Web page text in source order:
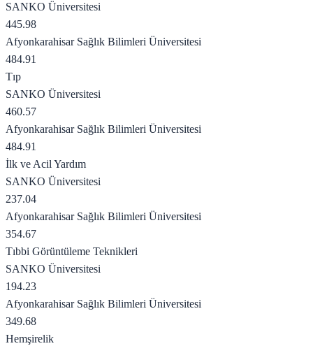
SANKO Üniversitesi
445.98
Afyonkarahisar Sağlık Bilimleri Üniversitesi
484.91
Tıp
SANKO Üniversitesi
460.57
Afyonkarahisar Sağlık Bilimleri Üniversitesi
484.91
İlk ve Acil Yardım
SANKO Üniversitesi
237.04
Afyonkarahisar Sağlık Bilimleri Üniversitesi
354.67
Tıbbi Görüntüleme Teknikleri
SANKO Üniversitesi
194.23
Afyonkarahisar Sağlık Bilimleri Üniversitesi
349.68
Hemşirelik